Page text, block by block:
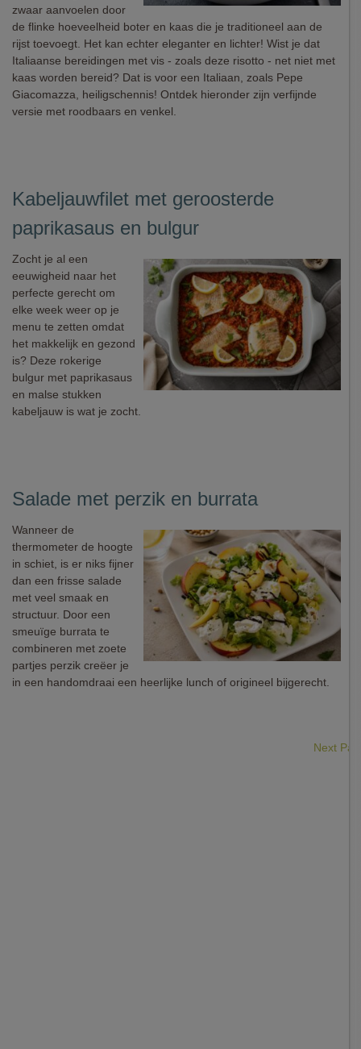
zwaar aanvoelen door
de flinke hoeveelheid boter en kaas die je traditioneel aan de
rijst toevoegt. Het kan echter eleganter en lichter! Wist je dat
Italiaanse bereidingen met vis - zoals deze risotto - net niet met
kaas worden bereid? Dat is voor een Italiaan, zoals Pepe
Giacomazza, heiligschennis! Ontdek hieronder zijn verfijnde
versie met roodbaars en venkel.
Kabeljauwfilet met geroosterde
paprikasaus en bulgur
Zocht je al een
eeuwigheid naar het
perfecte gerecht om
elke week weer op je
menu te zetten omdat
het makkelijk en gezond
is? Deze rokerige
bulgur met paprikasaus
en malse stukken
kabeljauw is wat je zocht.
Salade met perzik en burrata
Wanneer de
thermometer de hoogte
in schiet, is er niks fijner
dan een frisse salade
met veel smaak en
structuur. Door een
smeuïge burrata te
combineren met zoete
partjes perzik creëer je
in een handomdraai een heerlijke lunch of origineel bijgerecht.
Next